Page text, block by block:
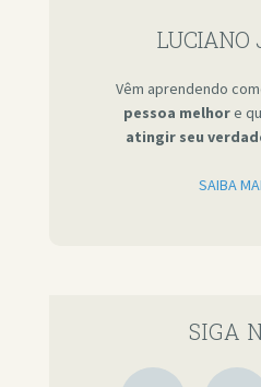
LUCIANO
Vêm aprendendo
pessoa melhore
atingir seu
SAIBA
SIGA